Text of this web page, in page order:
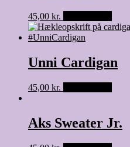
45,00 kr.
Unni Cardigan
45,00 kr.
Aks Sweater Jr.